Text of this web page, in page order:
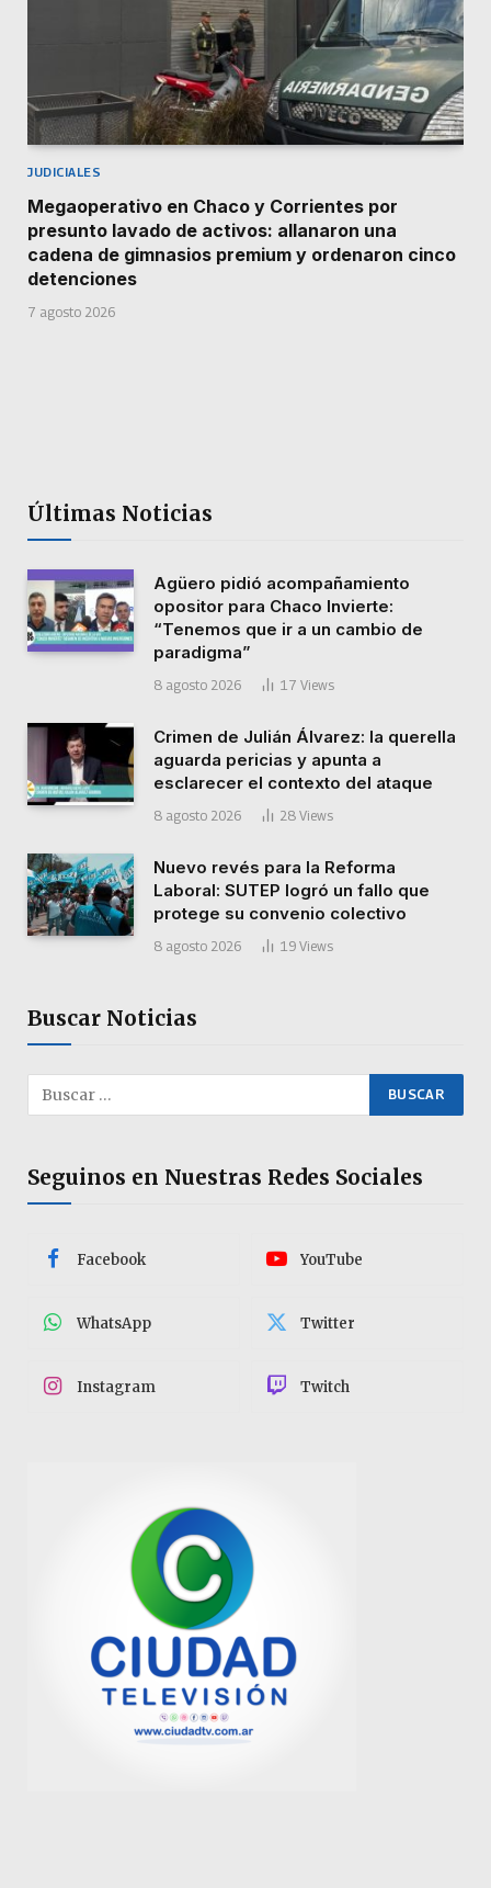
JUDICIALES
Megaoperativo en Chaco y Corrientes por
presunto lavado de activos: allanaron una
cadena de gimnasios premium y ordenaron cinco
detenciones
7 agosto 2026
Últimas Noticias
Agüero pidió acompañamiento
opositor para Chaco Invierte:
“Tenemos que ir a un cambio de
paradigma”
8 agosto 2026 17 Views
Crimen de Julián Álvarez: la querella
aguarda pericias y apunta a
esclarecer el contexto del ataque
8 agosto 2026 28 Views
Nuevo revés para la Reforma
Laboral: SUTEP logró un fallo que
protege su convenio colectivo
8 agosto 2026 19 Views
Buscar Noticias
Seguinos en Nuestras Redes Sociales
Facebook YouTube
WhatsApp Twitter
Instagram Twitch